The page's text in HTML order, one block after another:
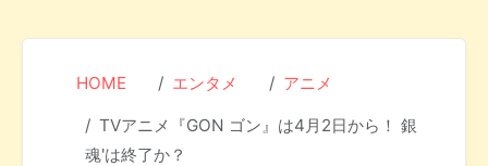
HOME エンタメ アニメ
TVアニメ『GON ゴン』は4月2日から！ 銀
魂'は終了か？